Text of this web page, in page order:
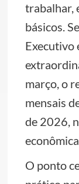
trabalhar,
básicos.
Executivo
março, o
mensais
de 2026,
O ponto